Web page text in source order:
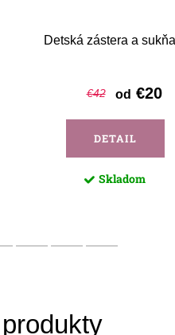
Detská zástera a
€42 od €20
DETAIL
Skladom